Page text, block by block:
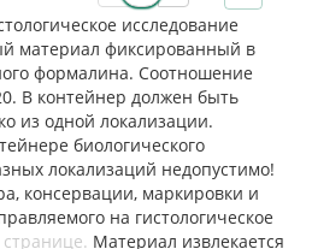
исследование
материал фиксированный в
формалина. Соотношение
В контейнер должен быть
из одной локализации.
биологического
локализаций недопустимо!
консервации, маркировки и
на гистологическое
Материал извлекается